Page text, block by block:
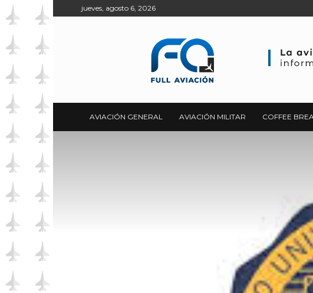
jueves, agosto 6, 2026
AVIACIÓN GENERAL AVIACIÓN MILITAR COFFEE